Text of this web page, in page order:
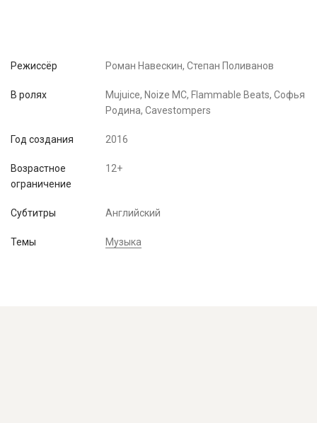
Режиссёр Роман Навескин, Степан Поливанов
В ролях
Mujuice, Noize MC, Flammable Beats, Софья
Родина, Cavestompers
Год создания 2016
Возрастное
ограничение
12+
Субтитры Английский
Темы Музыка